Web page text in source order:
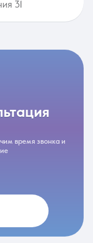
31
время звонка и